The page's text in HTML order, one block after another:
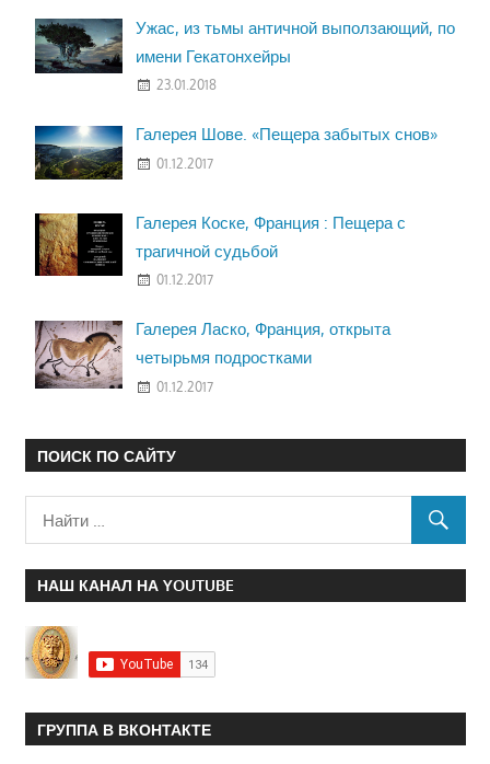
Ужас, из тьмы античной выползающий, по
имени Гекатонхейры
23.01.2018
Галерея Шове. «Пещера забытых снов»
01.12.2017
Галерея Коске, Франция : Пещера с
трагичной судьбой
01.12.2017
Галерея Ласко, Франция, открыта
четырьмя подростками
01.12.2017
ПОИСК ПО САЙТУ
НАШ КАНАЛ НА YOUTUBE
ГРУППА В ВКОНТАКТЕ